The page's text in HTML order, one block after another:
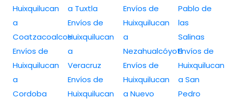
Huixquilucan
a
Coatzacoalcos
Envíos de
Huixquilucan
a
Cordoba
a Tuxtla
Envíos de
Huixquilucan
a
Veracruz
Envíos de
Huixquilucan
Envíos de
Huixquilucan
a
Nezahualcóyotl
Envíos de
Huixquilucan
a Nuevo
Pablo de
las
Salinas
Envíos de
Huixquilucan
a San
Pedro